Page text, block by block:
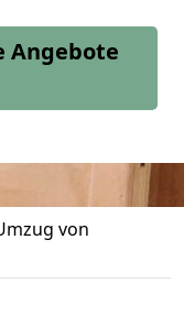
Angebote
von